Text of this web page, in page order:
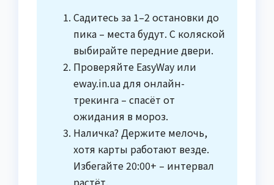
Садитесь за 1–2 остановки до
пика – места будут. С коляской
выбирайте передние двери.
Проверяйте EasyWay или
eway.in.ua для онлайн-
трекинга – спасёт от
ожидания в мороз.
Наличка? Держите мелочь,
хотя карты работают везде.
Избегайте 20:00+ – интервал
растёт.